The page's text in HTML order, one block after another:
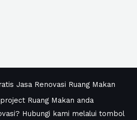
Jasa Renovasi Ruang Makan
Ruang Makan anda
Hubungi kami melalui tombol